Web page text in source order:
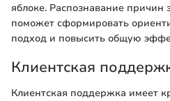
яблоке. Распознавание
поможет сформировать
подход и повысить общую
Клиентская
Клиентская поддержка имеет